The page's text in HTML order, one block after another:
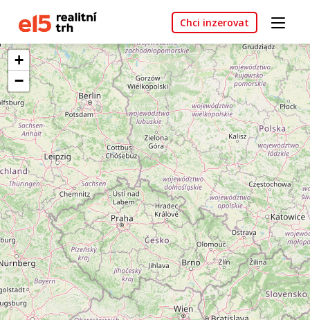
Chci inzerovat
+
−